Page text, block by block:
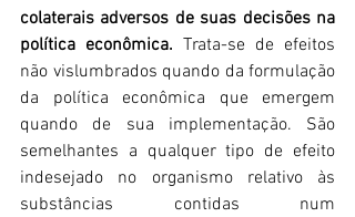
colaterais adversos de suas decisões na
política econômica. Trata-se de efeitos
não vislumbrados quando da formulação
da política econômica que emergem
quando de sua implementação. São
semelhantes a qualquer tipo de efeito
indesejado no organismo relativo às
substâncias contidas num